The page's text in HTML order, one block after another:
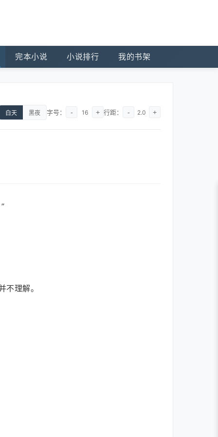
完本小说 小说排行 我的书架
白天 黑夜 字号： - 16 + 行距： - 2.0 +
理解。